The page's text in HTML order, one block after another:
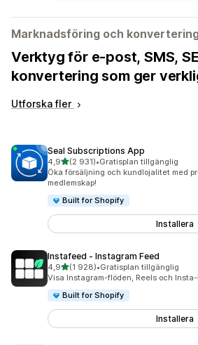
Marknadsföring och
Verktyg för e-post, SMS,
konvertering som ger
Utforska fler
Seal Subscriptions App
4,9av 5 stjärnor
(2 931)
2931 recensioner totalt
•Gratisplan tillgänglig
Öka försäljning och kundlojalitet med
medlemskap!
Built for Shopify
Installera
Instafeed ‑ Instagram Feed
4,9av 5 stjärnor
(1 928)
1928 recensioner totalt
•Gratisplan tillgänglig
Visa Instagram-flöden, Reels och Insta-
Built for Shopify
Installera